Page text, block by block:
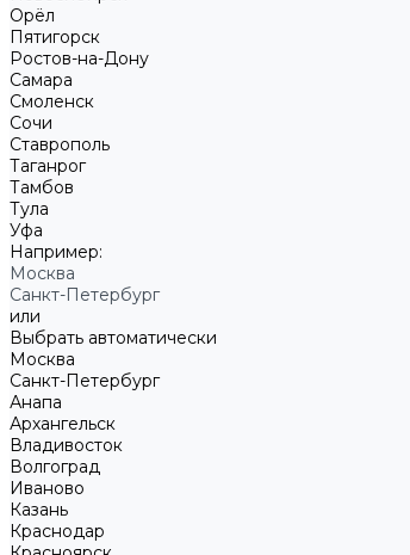
Орёл
Пятигорск
Ростов-на-Дону
Самара
Смоленск
Сочи
Ставрополь
Таганрог
Тамбов
Тула
Уфа
Например:
Москва
Санкт-Петербург
или
Выбрать автоматически
Москва
Санкт-Петербург
Анапа
Архангельск
Владивосток
Волгоград
Иваново
Казань
Краснодар